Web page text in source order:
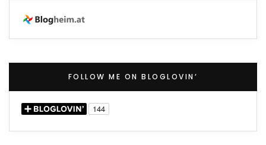
FOLLOW ME ON BLOGLOVIN’